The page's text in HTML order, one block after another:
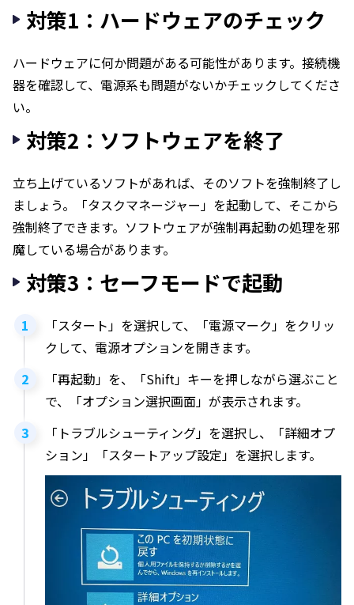
対策1：ハードウェアのチェック
ハードウェアに何か問題がある可能性があります。接続機
器を確認して、電源系も問題がないかチェックしてくださ
い。
対策2：ソフトウェアを終了
立ち上げているソフトがあれば、そのソフトを強制終了し
ましょう。「タスクマネージャー」を起動して、そこから
強制終了できます。ソフトウェアが強制再起動の処理を邪
魔している場合があります。
対策3：セーフモードで起動
「スタート」を選択して、「電源マーク」をクリッ
クして、電源オプションを開きます。
「再起動」を、「Shift」キーを押しながら選ぶこと
で、「オプション選択画面」が表示されます。
「トラブルシューティング」を選択し、「詳細オプ
ション」「スタートアップ設定」を選択します。